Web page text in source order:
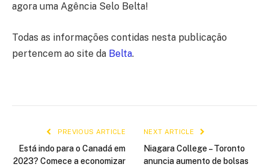
agora uma Agência Selo Belta!
Todas as informações contidas nesta publicação
pertencem ao site da Belta.
PREVIOUS ARTICLE
Está indo para o Canadá em
2023? Comece a economizar
NEXT ARTICLE
Niagara College – Toronto
anuncia aumento de bolsas